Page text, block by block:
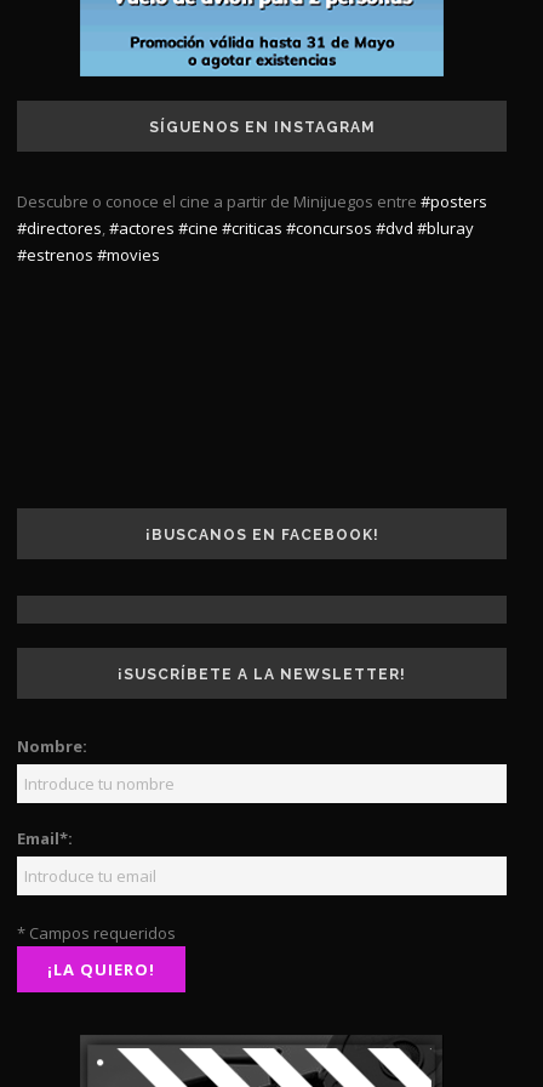
SÍGUENOS EN INSTAGRAM
Descubre o conoce el cine a partir de Minijuegos entre #posters
#directores,#actores #cine #criticas #concursos #dvd #bluray
#estrenos #movies
¡BUSCANOS EN FACEBOOK!
¡SUSCRÍBETE A LA NEWSLETTER!
Nombre:
Email*:
* Campos requeridos